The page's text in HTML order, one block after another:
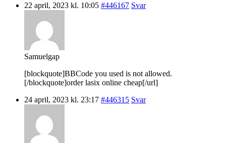
22 april, 2023 kl. 10:05 #446167 Svar
Samuelgap
[blockquote]BBCode you used is not allowed.
[/blockquote]order lasix online cheap[/url]
24 april, 2023 kl. 23:17 #446315 Svar